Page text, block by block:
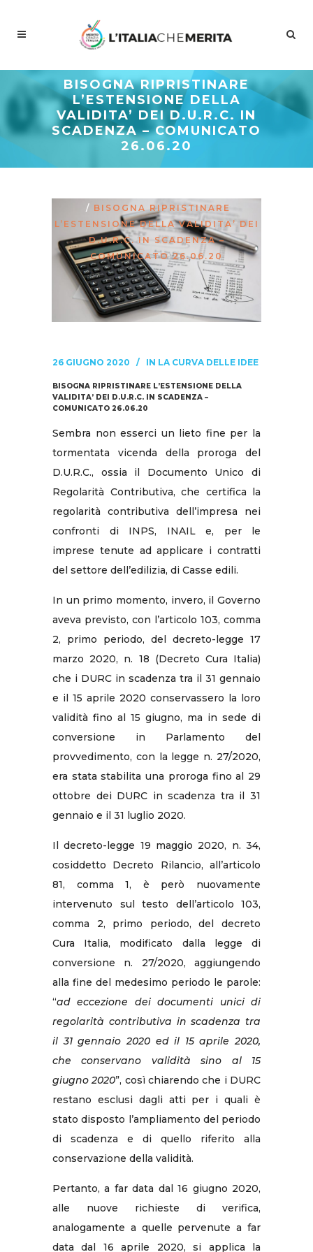
BISOGNA RIPRISTINARE
L’ESTENSIONE DELLA
VALIDITA’ DEI D.U.R.C. IN
SCADENZA – COMUNICATO
26.06.20
/ BISOGNA RIPRISTINARE
L’ESTENSIONE DELLA VALIDITA’ DEI
D.U.R.C. IN SCADENZA –
COMUNICATO 26.06.20
26 GIUGNO 2020 IN LA CURVA DELLE IDEE
BISOGNA RIPRISTINARE L’ESTENSIONE DELLA
VALIDITA’ DEI D.U.R.C. IN SCADENZA –
COMUNICATO 26.06.20
Sembra non esserci un lieto fine per la
tormentata vicenda della proroga del
D.U.R.C., ossia il Documento Unico di
Regolarità Contributiva, che certifica la
regolarità contributiva dell’impresa nei
confronti di INPS, INAIL e, per le
imprese tenute ad applicare i contratti
del settore dell’edilizia, di Casse edili.
In un primo momento, invero, il Governo
aveva previsto, con l’articolo 103, comma
2, primo periodo, del decreto-legge 17
marzo 2020, n. 18 (Decreto Cura Italia)
che i DURC in scadenza tra il 31 gennaio
e il 15 aprile 2020 conservassero la loro
validità fino al 15 giugno, ma in sede di
conversione in Parlamento del
provvedimento, con la legge n. 27/2020,
era stata stabilita una proroga fino al 29
ottobre dei DURC in scadenza tra il 31
gennaio e il 31 luglio 2020.
Il decreto-legge 19 maggio 2020, n. 34,
cosiddetto Decreto Rilancio, all’articolo
81, comma 1, è però nuovamente
intervenuto sul testo dell’articolo 103,
comma 2, primo periodo, del decreto
Cura Italia, modificato dalla legge di
conversione n. 27/2020, aggiungendo
alla fine del medesimo periodo le parole:
“ad eccezione dei documenti unici di
regolarità contributiva in scadenza tra
il 31 gennaio 2020 ed il 15 aprile 2020,
che conservano validità sino al 15
giugno 2020”, così chiarendo che i DURC
restano esclusi dagli atti per i quali è
stato disposto l’ampliamento del periodo
di scadenza e di quello riferito alla
conservazione della validità.
Pertanto, a far data dal 16 giugno 2020,
alle nuove richieste di verifica,
analogamente a quelle pervenute a far
data dal 16 aprile 2020, si applica la